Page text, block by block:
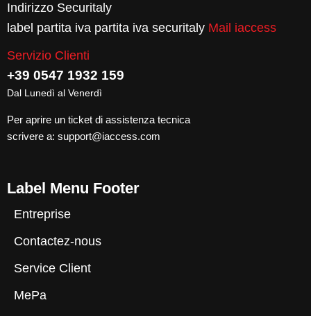
Indirizzo Securitaly
label partita iva partita iva securitaly Mail iaccess
Servizio Clienti
+39 0547 1932 159
Dal Lunedì al Venerdì
Per aprire un ticket di assistenza tecnica
scrivere a: support@iaccess.com
Label Menu Footer
Entreprise
Contactez-nous
Service Client
MePa